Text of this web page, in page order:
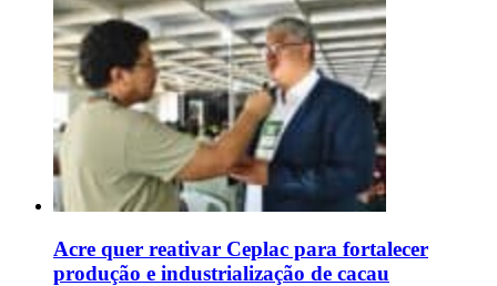
Acre quer reativar Ceplac para fortalecer
produção e industrialização de cacau